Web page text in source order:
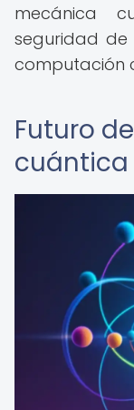
mecánica
seguridad
computación
Futuro
cuántica